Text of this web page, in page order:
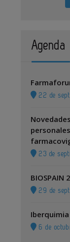
Agenda
22 de
23 de
BIOSPAIN
29 de
6 de